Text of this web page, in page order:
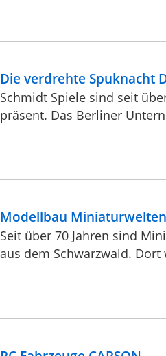
Die verdrehte Spuknacht
Schmidt Spiele sind seit
präsent. Das Berliner
Modellbau
Seit über 70 Jahren sind
aus dem Schwarzwald.